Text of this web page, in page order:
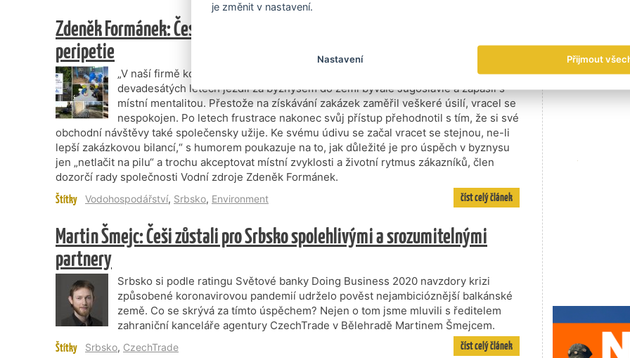
Zdeněk Formánek: Česko-srbský byznys zdárně přežil i historické
peripetie
„V naší firmě koluje bonmot předsedy představenstva Tomáše Hájka, jak již v
devadesátých letech jezdil za byznysem do zemí bývalé Jugoslávie a zápasil s
místní mentalitou. Přestože na získávání zakázek zaměřil veškeré úsilí, vracel se
nespokojen. Po letech frustrace nakonec svůj přístup přehodnotil s tím, že si své
obchodní návštěvy také společensky užije. Ke svému údivu se začal vracet se stejnou, ne-li
lepší zakázkovou bilancí,“ s humorem poukazuje na to, jak důležité je pro úspěch v byznysu
jen „netlačit na pilu“ a trochu akceptovat místní zvyklosti a životní rytmus zákazníků, člen
dozorčí rady společnosti Vodní zdroje Zdeněk Formánek.
Štítky Vodohospodářství, Srbsko, Environment číst celý článek
Martin Šmejc: Češi zůstali pro Srbsko spolehlivými a srozumitelnými
partnery
Srbsko si podle ratingu Světové banky Doing Business 2020 navzdory krizi
způsobené koronavirovou pandemií udrželo pověst nejambicióznější balkánské
země. Co se skrývá za tímto úspěchem? Nejen o tom jsme mluvili s ředitelem
zahraniční kanceláře agentury CzechTrade v Bělehradě Martinem Šmejcem.
Štítky Srbsko, CzechTrade číst celý článek
je změnit v nastavení.
Nastavení Přijmout